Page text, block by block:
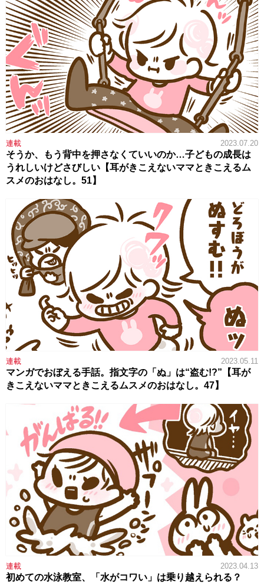
連載 2023.07.20
そうか、もう背中を押さなくていいのか…子どもの成長は
うれしいけどさびしい【耳がきこえないママときこえるム
スメのおはなし。51】
連載 2023.05.11
マンガでおぼえる手話。指文字の「ぬ」は“盗む!?”【耳が
きこえないママときこえるムスメのおはなし。47】
連載 2023.04.13
初めての水泳教室、「水がコワい」は乗り越えられる？